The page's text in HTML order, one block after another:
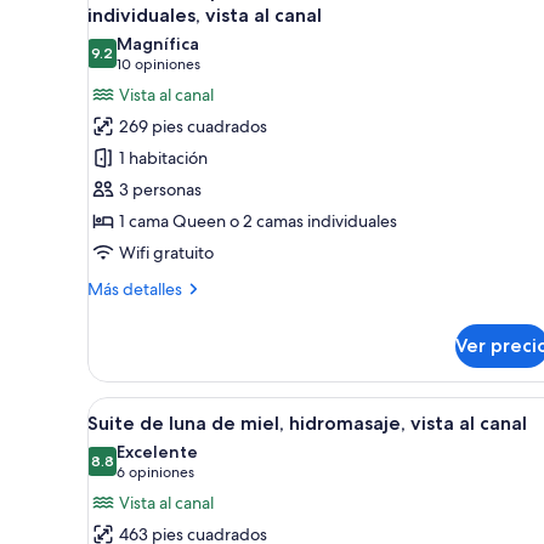
cama
o
2
individuales
las
fotos
de
Habitación
superior
con
1
cama
matrimonial
o
vista
al
canal
individuales, vista al canal
9.29.2 de 10
Magnífica
10 opiniones
(10
opiniones)
Vista al canal
269 pies cuadrados
1 habitación
3 personas
1 cama Queen o 2 camas individuales
Wifi gratuito
Más detalles
Más
superior
con
1
cama
matrimonial
2
individuales,
Ver
Abrir
todas
las
fotos
de
Habitación de hotel con
11
Suite de luna de miel, hidromasaje, vista al canal
8.88.8 de 10
Excelente
6 opiniones
(6
opiniones)
Vista al canal
463 pies cuadrados